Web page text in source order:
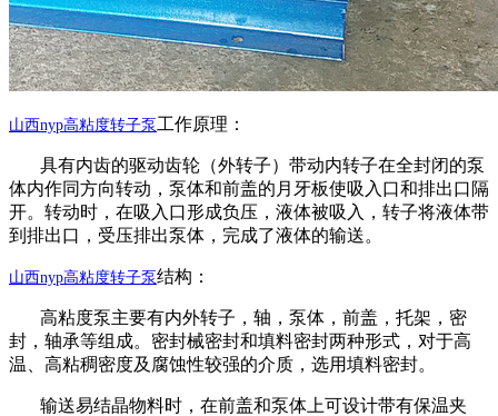
山西nyp高粘度转子泵 工作原理：
具有内齿的驱动齿轮（外转子）带动内转子在全封闭的泵
体内作同方向转动，泵体和前盖的月牙板使吸入口和排出口隔
开。转动时，在吸入口形成负压，液体被吸入，转子将液体带
到排出口，受压排出泵体，完成了液体的输送。
山西nyp高粘度转子泵结构：
高粘度泵主要有内外转子，轴，泵体，前盖，托架，密
封，轴承等组成。密封械密封和填料密封两种形式，对于高
温、高粘稠密度及腐蚀性较强的介质，选用填料密封。
输送易结晶物料时，在前盖和泵体上可设计带有保温夹